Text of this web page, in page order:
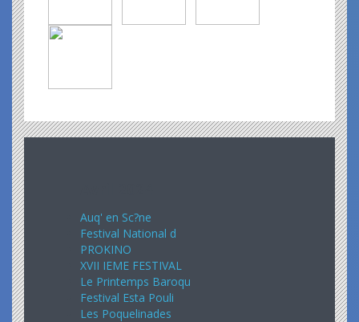
Auq' en Sc?ne
Festival National d
PROKINO
XVII IEME FESTIVAL
Le Printemps Baroqu
Festival Esta Pouli
Les Poquelinades